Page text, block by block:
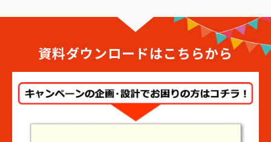
資料ダウンロードはこちらから